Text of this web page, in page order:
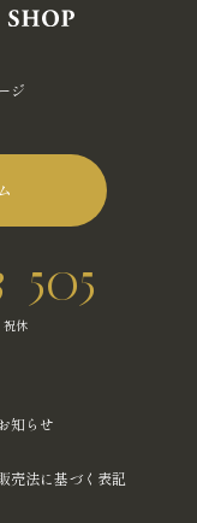
ジ
505
祝休
知らせ
売法に基づく表記